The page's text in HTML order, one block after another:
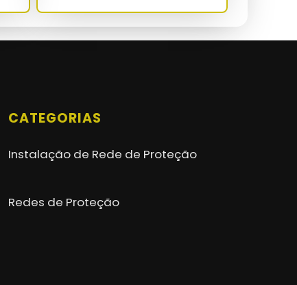
CATEGORIAS
Instalação de Rede de Proteção
Redes de Proteção